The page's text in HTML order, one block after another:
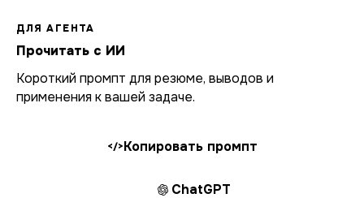
ДЛЯ АГЕНТА
Прочитать с ИИ
Короткий промпт для резюме, выводов и
применения к вашей задаче.
</>Копировать промпт
ChatGPT